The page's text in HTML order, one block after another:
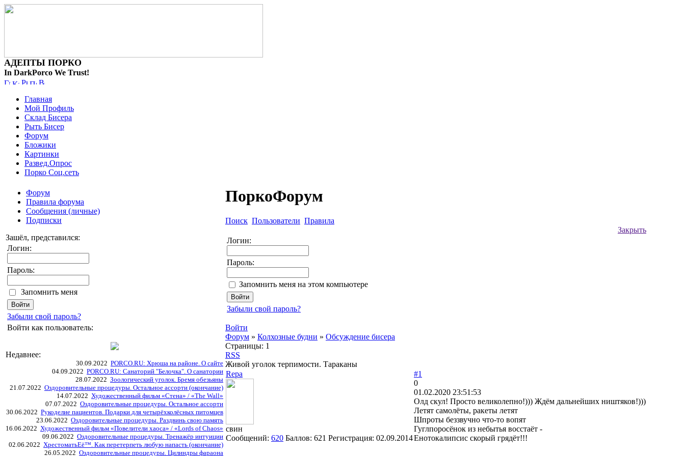
АДЕПТЫ ПОРКО
In DarkPorco We Trust!
Главная
Мой Профиль
Склад Бисера
Рыть Бисер
Форум
Бложики
Картинки
Развед.Опрос
Порко Соц.сеть
Форум
Правила форума
Сообщения (личные)
Подписки
Зашёл, представился:
Логин:
Пароль:
Запомнить меня
Забыли свой пароль?
Войти как пользователь:
Недавнее:
30.09.2022 PORCO.RU: Хрюша на районе. О сайте
04.09.2022 PORCO.RU: Санаторий "Белочка". О санатории
28.07.2022 Зоологический уголок. Бремя обезьяны
21.07.2022 Оздоровительные процедуры. Остальное ассорти (окончание)
14.07.2022 Художественный фильм «Стена» / «The Wall»
07.07.2022 Оздоровительные процедуры. Остальное ассорти
30.06.2022 Рукоделие пациентов. Подарки для четырёхколёсных питомцев
23.06.2022 Оздоровительные процедуры. Раздвинь свою память
16.06.2022 Художественный фильм «Повелители хаоса» / «Lords of Chaos»
09.06.2022 Оздоровительные процедуры. Тренажёр интуиции
02.06.2022 ХрестоматьЕё™. Как перетерпеть любую напасть (окончание)
26.05.2022 Оздоровительные процедуры. Цилиндры фараона
ПоркоФорум
Поиск Пользователи Правила
Закрыть
Логин:
Пароль:
Запомнить меня на этом компьютере
Забыли свой пароль?
Войти
Форум » Колхозные будни » Обсуждение бисера
Страницы: 1
RSS
Живой уголок терпимости. Тараканы
Repa
свин
Сообщений: 620 Баллов: 621 Регистрация: 02.09.2014
#1
0
01.02.2020 23:51:53
Олд скул! Просто великолепно!))) Ждём дальнейших ништяков!)))
Летят самолёты, ракеты летят
Шпроты беззвучно что-то вопят
Гуглпоросёнок из небытья восстаёт -
Енотокалипсис скорый грядёт!!!